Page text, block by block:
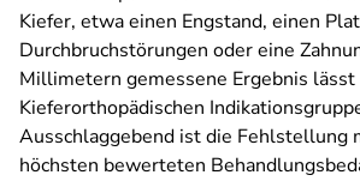
Kiefer, etwa einen Engstand, einen
Durchbruchstörungen oder eine
Millimetern gemessene Ergebnis lässt
Kieferorthopädischen
Ausschlaggebend ist die Fehlstellung
höchsten bewerteten